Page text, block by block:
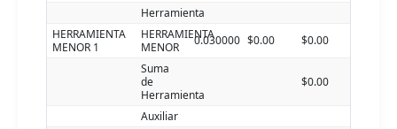
Herramienta
HERRAMIENTA
MENOR 1
HERRAMIENTA
MENOR
0.030000 $0.00
$0.00
Suma
de
Herramienta
$0.00
Auxiliar